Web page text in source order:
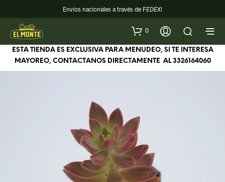
Envíos nacionales a través de FEDEX!
0
ESTA TIENDA ES EXCLUSIVA PARA MENUDEO, SI TE INTERESA
MAYOREO, CONTACTANOS DIRECTAMENTE AL3326164060